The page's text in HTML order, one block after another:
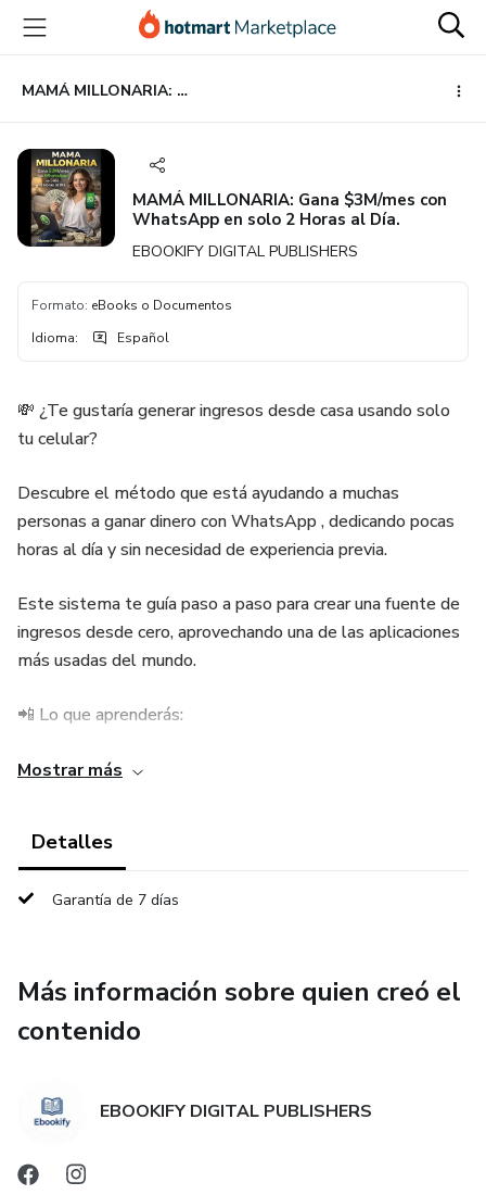
principal
página
de
página
MAMÁ MILLONARIA: Gana $3M/mes con WhatsApp en solo 2 Horas al Día.
MAMÁ MILLONARIA: Gana $3M/mes con
WhatsApp en solo 2 Horas al Día.
EBOOKIFY DIGITAL PUBLISHERS
Formato: eBooks o Documentos
Idioma: Español
💸 ¿Te gustaría generar ingresos desde casa usando solo
tu celular?
Descubre el método que está ayudando a muchas
personas a ganar dinero con WhatsApp , dedicando pocas
horas al día y sin necesidad de experiencia previa.
Este sistema te guía paso a paso para crear una fuente de
ingresos desde cero, aprovechando una de las aplicaciones
más usadas del mundo.
📲 Lo que aprenderás:
Cómo generar ingresos usando WhatsApp de forma
Métodos simples para conseguir clientes o ventas.
Automatizar procesos para trabajar menos horas
cualquiera que quiera ingresos extra desde casa.
ver resultados.
Mostrar más
Detalles
Garantía de 7 días
Más información sobre quien creó el
contenido
EBOOKIFY DIGITAL PUBLISHERS